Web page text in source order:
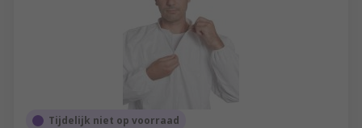
Tijdelijk niet op voorraad